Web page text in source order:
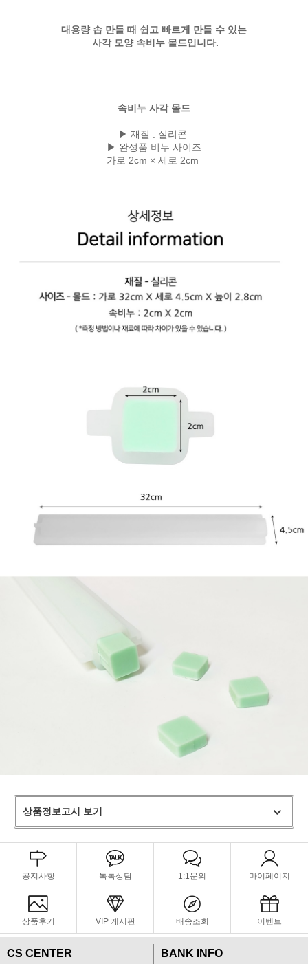
대용량 솝 만들 때 쉽고 빠르게 만들 수 있는
사각 모양 속비누 몰드입니다.
속비누 사각 몰드
▶ 재질 : 실리콘
▶ 완성품 비누 사이즈
가로 2cm × 세로 2cm
상품정보고시 보기
공지사항 톡톡상담 1:1문의 마이페이지
상품후기 VIP 게시판 배송조회 이벤트
CS CENTER BANK INFO